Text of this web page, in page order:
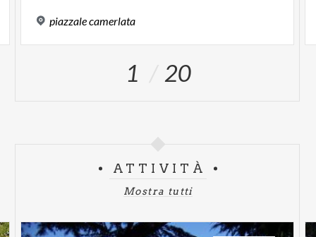
piazzalecamerlata
1 20
ATTIVITÀ
Mostra tutti